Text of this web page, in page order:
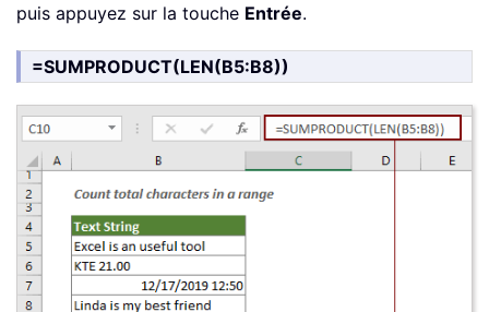
puis appuyez sur la touche Entrée.
=SUMPRODUCT(LEN(B5:B8))